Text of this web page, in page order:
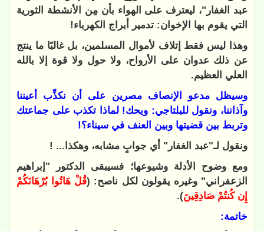
عبد الغفار"، ليعترف على الهواء بأن مِن الأنشطة الثورية
التي يقوم بها الإخوان: تدمير أبراج الكهرباء!
وهذا ليس فقط إتلاف لأموال المسلمين، بل غالبًا ما ينتج
عن ذلك عدوان على الأرواح، ولا حول ولا قوة إلا بالله
العلي العظيم.
وسيظل مدعو الإنصاف مصرين على أن نكذِّب أعيننا
وآذاننا، ونقول للبلتاجي: ويحك! لماذا تكذب على جماعتك
وتربط بين قضيتها وبين العنف في سيناء؟!
ونقول لـ"عبد الغفار" أي جوابٍ مشابه، وهكذا... !
ومع وضوح الأدلة وشيوعها؛ فسيبقى الدكتور "إبراهيم
الزعفراني" وغيره يقولون لكل ناصح: (قُلْ هَاتُوا بُرْهَانَكُمْ
إِن كُنتُمْ صَادِقِينَ).
خاتمة: